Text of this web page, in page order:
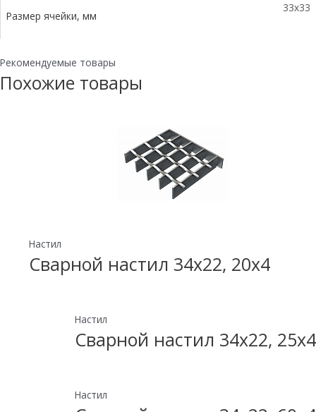
Размер ячейки, мм
33х33
Рекомендуемые товары
Похожие товары
Настил
Сварной настил 34х22, 20х4
Настил
Сварной настил 34х22, 25х4
Настил